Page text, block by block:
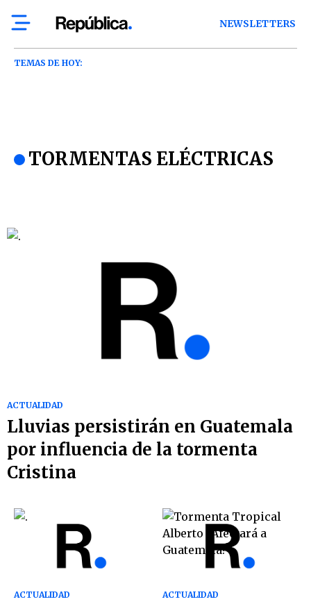
NEWSLETTERS
TEMAS DE HOY:
TORMENTAS ELÉCTRICAS
ACTUALIDAD
Lluvias persistirán en Guatemala
por influencia de la tormenta
Cristina
ACTUALIDAD ACTUALIDAD